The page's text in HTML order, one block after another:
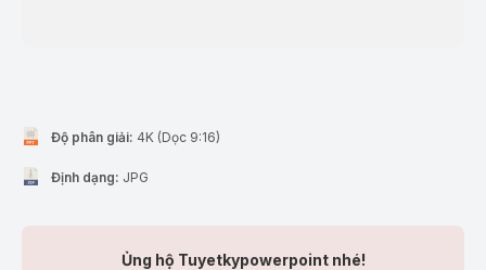
Độ phân giải: 4K (Dọc 9:16)
Định dạng: JPG
Ủng hộ Tuyetkypowerpoint nhé!